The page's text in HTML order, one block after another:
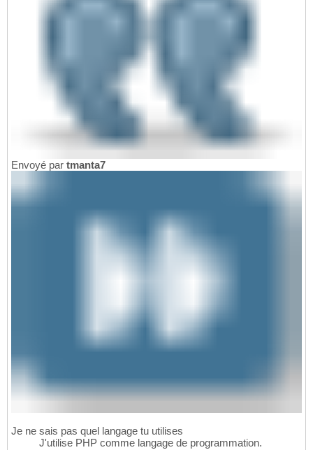
Envoyé par tmanta7
Je ne sais pas quel langage tu utilises
J'utilise PHP comme langage de programmation.